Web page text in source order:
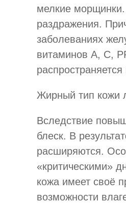
мелкие
раздражения.
заболеваниях
витаминов А, С,
Жирный тип кожи
Вследствие
блеск. В
расширяются.
«критическими»
кожа имеет своё
возможности